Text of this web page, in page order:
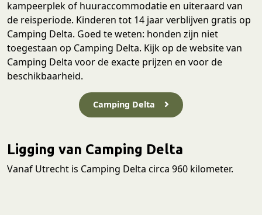
kampeerplek of huuraccommodatie en uiteraard van
de reisperiode. Kinderen tot 14 jaar verblijven gratis op
Camping Delta. Goed te weten: honden zijn niet
toegestaan op Camping Delta. Kijk op de website van
Camping Delta voor de exacte prijzen en voor de
beschikbaarheid.
Camping Delta
Ligging van Camping Delta
Vanaf Utrecht is Camping Delta circa 960 kilometer.